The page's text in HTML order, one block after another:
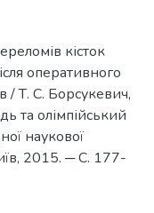
кісток
оперативного
/ Т. С. Борсукевич,
та олімпійський
наукової
2015. ─ С. 177-